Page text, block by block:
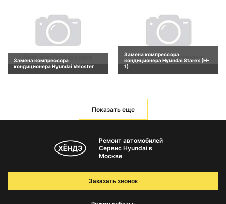
Замена компрессора
кондиционера Hyundai Veloster
Замена компрессора
кондиционера Hyundai Starex (H-
1)
Показать еще
Ремонт автомобилей
Сервис Hyundai в
Москве
Заказать звонок